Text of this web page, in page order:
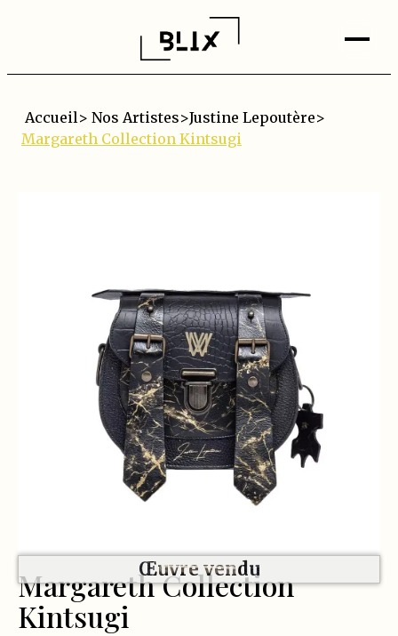
Accueil> Nos Artistes>Justine Lepoutère>
Margareth Collection Kintsugi
Œuvre vendu
Margareth Collection
Kintsugi